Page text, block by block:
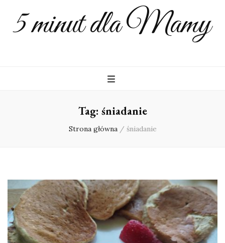
5 minut dla Mamy
Tag: śniadanie
Strona główna / śniadanie